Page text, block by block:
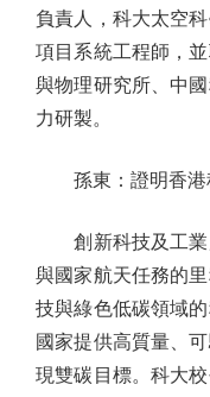
負責人，科大太空
項目系統工程師，
與物理研究所、中
力研製。
孫東：證明香港
創新科技及工業
與國家航天任務的
技與綠色低碳領域
國家提供高質量、
現雙碳目標。科大